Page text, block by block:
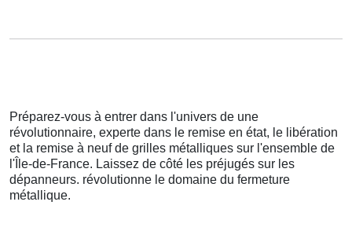
Préparez-vous à entrer dans l'univers de une
révolutionnaire, experte dans le remise en état, le libération
et la remise à neuf de grilles métalliques sur l'ensemble de
l'Île-de-France. Laissez de côté les préjugés sur les
dépanneurs. révolutionne le domaine du fermeture
métallique.